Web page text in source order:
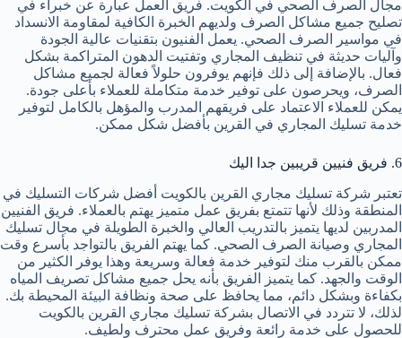
مجال الصرف الصحي في الكويت. فريق العمل عبارة عن خبراء في
تصليح جميع مشاكل الصرف ولديهم الخبرة الكافية لمقاومة الانسداد
في مواسير الصرف الصحي. يعمل الفنيون بتقنيات عالية الجودة
وآليات حديثة في تنظيف المجاري وتفتيت الدهون المتراكمة بشكل
فعال. بالإضافة إلى ذلك فإنهم يوفرون حلولاً فعالة لجميع مشاكل
الصرف، ويحرصون على توفير خدمة متكاملة للعملاء بأعلى جودة.
يمكن للعملاء الاعتماد على فريقهم المدرب والمؤهل بالكامل لتوفير
خدمة تسليك المجاري في القرين بأفضل شكل ممكن.
6. فريق فنيين قريبين جدا اليك
تعتبر شركة تسليك مجاري القرين بالكويت أفضل شركات التسليك في
المنطقة وذلك لأنها تتمتع بفريق عمل متميز يهتم بالعملاء. فريق الفنيين
المدربين لديها يتميز بالتدريب العالي والخبرة الطويلة في مجال تسليك
المجاري وصيانة الصرف الصحي. كما يهتم الفريق بالتواجد بأسرع وقت
ممكن بالقرب منك لتوفير خدمة فعالة وسريعة وهذا يوفر الكثير من
الوقت والجهد. كما يتميز الفريق بأنه يحل جميع مشاكل تصريف المياه
بكفاءة وبشكل دائم، مما يحافظ على صحة ونظافة البيئة المحيطة بك.
لذلك، لا تتردد في الاتصال بشركة تسليك مجاري القرين بالكويت
للحصول على خدمة رائعة وفريق عمل محترف ولطيف.